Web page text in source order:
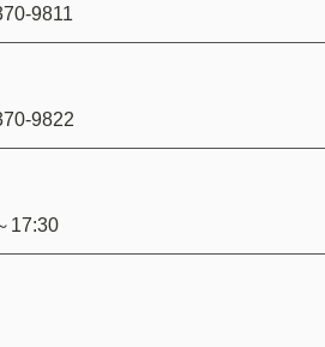
9811
9822
17:30